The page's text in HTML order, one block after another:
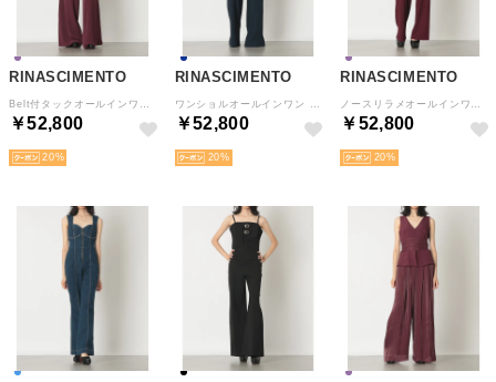
RINASCIMENTO
￥52,800
20
RINASCIMENTO
￥52,800
20
RINASCIMENTO
￥52,800
20